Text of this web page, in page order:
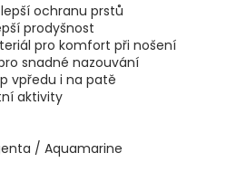
ochranu prstů
prodyšnost
pro komfort při nošení
snadné nazouvání
vpředu i na patě
aktivity
/ Aquamarine